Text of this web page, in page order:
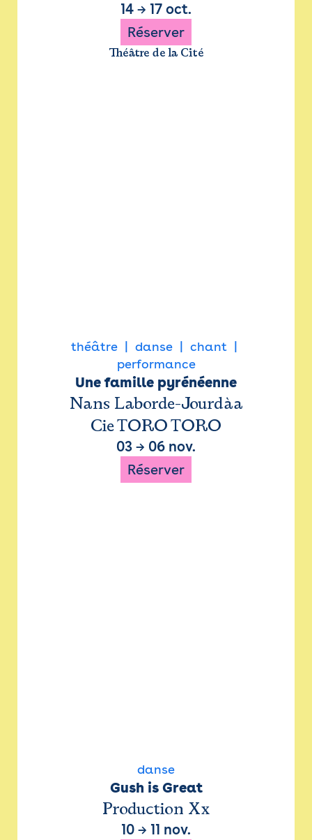
14 → 17 oct.
Réserver
Théâtre de la Cité
théâtre danse
chant
performance
Une famille pyrénéenne
Nans Laborde-Jourdàa
Cie TORO TORO
03 → 06 nov.
Réserver
danse
Gush is Great
Production Xx
10 → 11 nov.